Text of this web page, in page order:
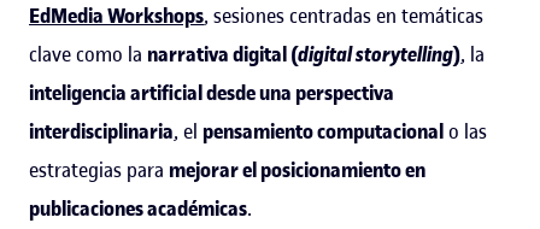
EdMedia Workshops, sesiones centradas en temáticas
clave como la narrativa digital (digital storytelling), la
inteligencia artificial desde una perspectiva
interdisciplinaria, el pensamiento computacionalo las
estrategias para mejorar el posicionamiento en
publicaciones académicas.